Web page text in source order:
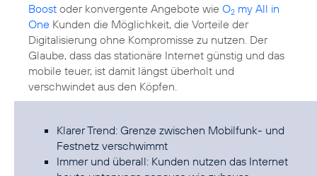
Boost oder konvergente Angebote wie O2 my All in
One Kunden die Möglichkeit, die Vorteile der
Digitalisierung ohne Kompromisse zu nutzen. Der
Glaube, dass das stationäre Internet günstig und das
mobile teuer, ist damit längst überholt und
verschwindet aus den Köpfen.
Klarer Trend: Grenze zwischen Mobilfunk- und
Festnetz verschwimmt
Immer und überall: Kunden nutzen das Internet